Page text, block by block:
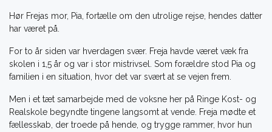
Hør Frejas mor, Pia, fortælle om den utrolige rejse, hendes datter
har været på.
For to år siden var hverdagen svær. Freja havde været væk fra
skolen i 1,5 år og var i stor mistrivsel. Som forældre stod Pia og
familien i en situation, hvor det var svært at se vejen frem.
Men i et tæt samarbejde med de voksne her på Ringe Kost- og
Realskole begyndte tingene langsomt at vende. Freja mødte et
fællesskab, der troede på hende, og trygge rammer, hvor hun